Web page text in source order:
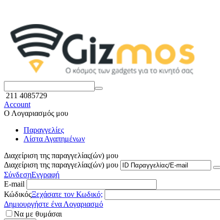
211 4085729
Account
Ο Λογαριασμός μου
Παραγγελίες
Λίστα Αγαπημένων
Διαχείριση της παραγγελίας(ών) μου
Διαχείριση της παραγγελίας(ών) μου
ΣύνδεσηΕγγραφή
E-mail
ΚώδικόςΞεχάσατε τον Κωδικό;
Δημιουργήστε ένα Λογαριασμό
Να με θυμάσαι